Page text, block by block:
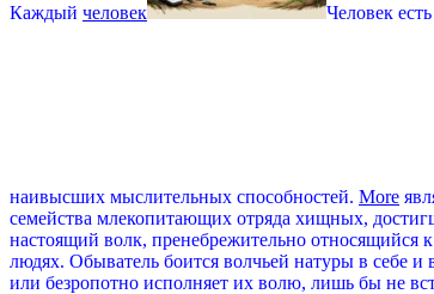
Каждый человек Человек
наивысших мыслительных способностей. More
семейства млекопитающих отряда хищных,
настоящий волк, пренебрежительно относящийся
людях. Обыватель боится волчьей натуры в себе и
или безропотно исполняет их волю, лишь бы не